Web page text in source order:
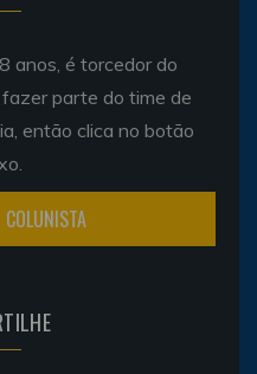
anos, é torcedor do
parte do time de
então clica no botão
COLUNISTA